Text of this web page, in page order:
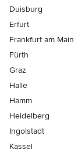
Duisburg
Erfurt
Frankfurt am Main
Fürth
Graz
Halle
Hamm
Heidelberg
Ingolstadt
Kassel